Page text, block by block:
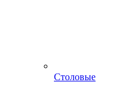
Столовые